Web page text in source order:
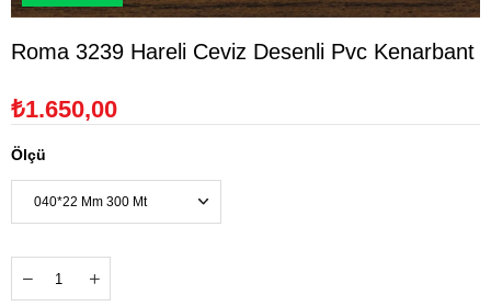
Roma 3239 Hareli Ceviz Desenli Pvc Kenarbant
₺1.650,00
Ölçü